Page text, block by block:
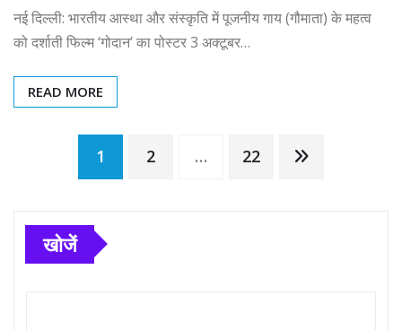
नई दिल्ली: भारतीय आस्था और संस्कृति में पूजनीय गाय (गौमाता) के महत्व
को दर्शाती फिल्म ‘गोदान’ का पोस्टर 3 अक्टूबर…
READ MORE
Posts
pagination
1 2 … 22
खोजें